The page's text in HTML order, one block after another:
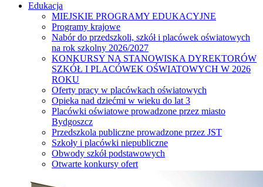
Edukacja
MIEJSKIE PROGRAMY EDUKACYJNE
Programy krajowe
Nabór do przedszkoli, szkół i placówek oświatowych
na rok szkolny 2026/2027
KONKURSY NA STANOWISKA DYREKTORÓW
SZKÓŁ I PLACÓWEK OŚWIATOWYCH W 2026
ROKU
Oferty pracy w placówkach oświatowych
Opieka nad dziećmi w wieku do lat 3
Placówki oświatowe prowadzone przez miasto
Bydgoszcz
Przedszkola publiczne prowadzone przez JST
Szkoły i placówki niepubliczne
Obwody szkół podstawowych
Otwarte konkursy ofert